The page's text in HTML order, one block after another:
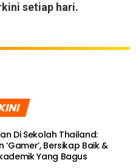
setiap hari.
Di Sekolah Thailand:
‘Gamer’, Bersikap Baik &
Yang Bagus